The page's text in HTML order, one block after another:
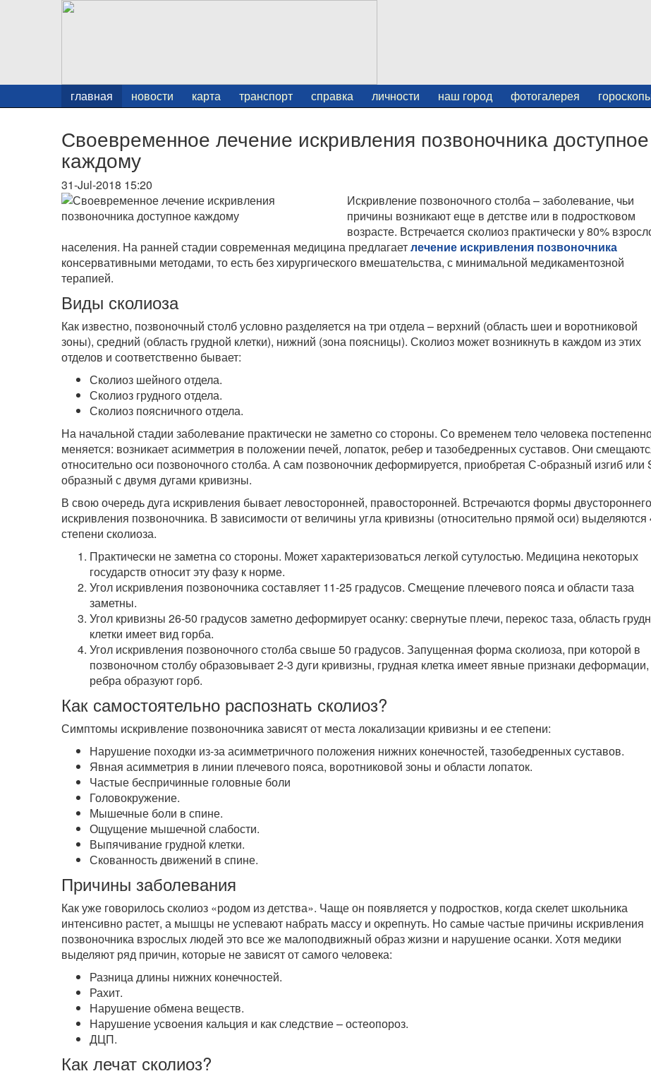
главная новости карта транспорт справка личности наш город фотогалерея
Своевременное лечение искривления позвоночника доступное
каждому
31-Jul-2018 15:20
Искривление позвоночного столба – заболевание, чьи
причины возникают еще в детстве или в подростковом
возрасте. Встречается сколиоз практически у 80%
населения. На ранней стадии современная медицина предлагаетлечение искривления позвоночника
консервативными методами, то есть без хирургического вмешательства, с минимальной медикаментозной
терапией.
Виды сколиоза
Как известно, позвоночный столб условно разделяется на три отдела – верхний (область шеи и воротниковой
зоны), средний (область грудной клетки), нижний (зона поясницы). Сколиоз может возникнуть в каждом из этих
отделов и соответственно бывает:
Сколиоз шейного отдела.
Сколиоз грудного отдела.
Сколиоз поясничного отдела.
На начальной стадии заболевание практически не заметно со стороны. Со временем тело человека
меняется: возникает асимметрия в положении печей, лопаток, ребер и тазобедренных суставов. Они
относительно оси позвоночного столба. А сам позвоночник деформируется, приобретая С-образный изгиб или
образный с двумя дугами кривизны.
В свою очередь дуга искривления бывает левосторонней, правосторонней. Встречаются формы двустороннего
искривления позвоночника. В зависимости от величины угла кривизны (относительно прямой оси) выделяются
степени сколиоза.
Практически не заметна со стороны. Может характеризоваться легкой сутулостью. Медицина некоторых
государств относит эту фазу к норме.
Угол искривления позвоночника составляет 11-25 градусов. Смещение плечевого пояса и области таза
заметны.
Угол кривизны 26-50 градусов заметно деформирует осанку: свернутые плечи, перекос таза, область
клетки имеет вид горба.
Угол искривления позвоночного столба свыше 50 градусов. Запущенная форма сколиоза, при которой в
позвоночном столбу образовывает 2-3 дуги кривизны, грудная клетка имеет явные признаки деформации,
ребра образуют горб.
Как самостоятельно распознать сколиоз?
Симптомы искривление позвоночника зависят от места локализации кривизны и ее степени:
Нарушение походки из-за асимметричного положения нижних конечностей, тазобедренных суставов.
Явная асимметрия в линии плечевого пояса, воротниковой зоны и области лопаток.
Частые беспричинные головные боли
Головокружение.
Мышечные боли в спине.
Ощущение мышечной слабости.
Выпячивание грудной клетки.
Скованность движений в спине.
Причины заболевания
Как уже говорилось сколиоз «родом из детства». Чаще он появляется у подростков, когда скелет школьника
интенсивно растет, а мышцы не успевают набрать массу и окрепнуть. Но самые частые причины искривления
позвоночника взрослых людей это все же малоподвижный образ жизни и нарушение осанки. Хотя медики
выделяют ряд причин, которые не зависят от самого человека:
Разница длины нижних конечностей.
Рахит.
Нарушение обмена веществ.
Нарушение усвоения кальция и как следствие – остеопороз.
ДЦП.
Как лечат сколиоз?